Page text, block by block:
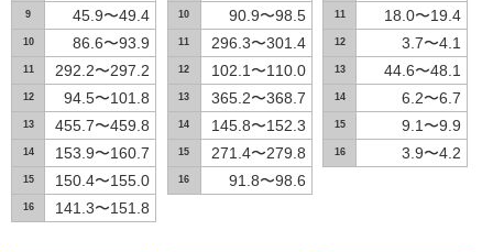
9 45.9〜49.4
10 86.6〜93.9
11 292.2〜297.2
12 94.5〜101.8
13 455.7〜459.8
14 153.9〜160.7
15 150.4〜155.0
16 141.3〜151.8
10 90.9〜98.5
11 296.3〜301.4
12 102.1〜110.0
13 365.2〜368.7
14 145.8〜152.3
15 271.4〜279.8
16 91.8〜98.6
11 18.0〜19.4
12 3.7〜4.1
13 44.6〜48.1
14 6.2〜6.7
15 9.1〜9.9
16 3.9〜4.2